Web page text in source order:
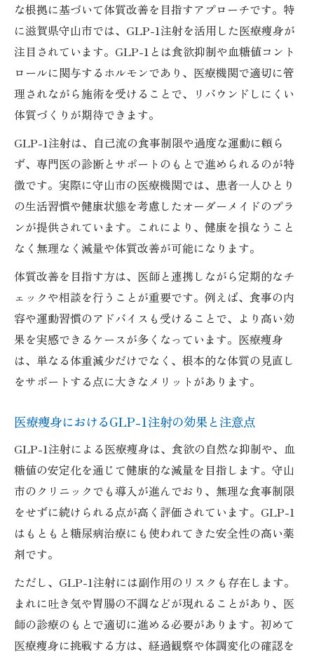
な根拠に基づいて体質改善を目指すアプローチです。特
に滋賀県守山市では、GLP-1注射を活用した医療痩身が
注目されています。GLP-1とは食欲抑制や血糖値コント
ロールに関与するホルモンであり、医療機関で適切に管
理されながら施術を受けることで、リバウンドしにくい
体質づくりが期待できます。
GLP-1注射は、自己流の食事制限や過度な運動に頼ら
ず、専門医の診断とサポートのもとで進められるのが特
徴です。実際に守山市の医療機関では、患者一人ひとり
の生活習慣や健康状態を考慮したオーダーメイドのプラ
ンが提供されています。これにより、健康を損なうこと
なく無理なく減量や体質改善が可能になります。
体質改善を目指す方は、医師と連携しながら定期的なチ
ェックや相談を行うことが重要です。例えば、食事の内
容や運動習慣のアドバイスも受けることで、より高い効
果を実感できるケースが多くなっています。医療痩身
は、単なる体重減少だけでなく、根本的な体質の見直し
をサポートする点に大きなメリットがあります。
医療痩身におけるGLP-1注射の効果と注意点
GLP-1注射による医療痩身は、食欲の自然な抑制や、血
糖値の安定化を通じて健康的な減量を目指します。守山
市のクリニックでも導入が進んでおり、無理な食事制限
をせずに続けられる点が高く評価されています。GLP-1
はもともと糖尿病治療にも使われてきた安全性の高い薬
剤です。
ただし、GLP-1注射には副作用のリスクも存在します。
まれに吐き気や胃腸の不調などが現れることがあり、医
師の診療のもとで適切に進める必要があります。初めて
医療痩身に挑戦する方は、経過観察や体調変化の確認を